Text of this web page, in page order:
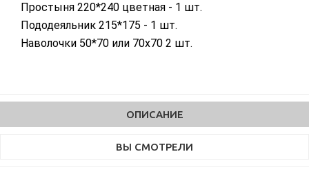
Простыня 220*240 цветная - 1 шт.
Пододеяльник 215*175 - 1 шт.
Наволочки 50*70 или 70х70 2 шт.
ОПИСАНИЕ
ВЫ СМОТРЕЛИ